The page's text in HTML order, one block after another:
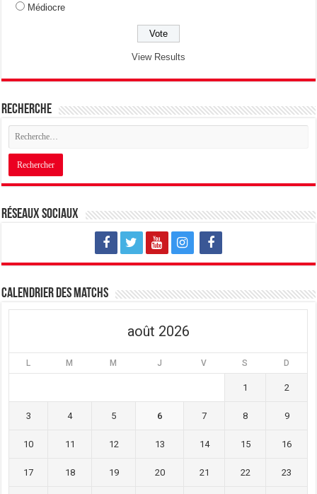
Médiocre
View Results
Recherche
Réseaux sociaux
Calendrier des matchs
août 2026
L M M J V S D
1 2
3 4 5 6 7 8 9
10 11 12 13 14 15 16
17 18 19 20 21 22 23